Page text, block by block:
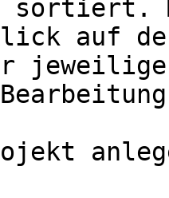
sortiert.
auf